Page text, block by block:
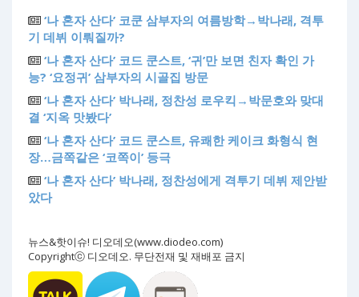
‘나 혼자 산다’ 코쿤 삼부자의 여름방학→박나래, 격투
기 데뷔 이뤄질까?
‘나 혼자 산다’ 코드 쿤스트, ‘귀’만 보면 친자 확인 가
능? ‘요정귀’ 삼부자의 시골집 방문
‘나 혼자 산다’ 박나래, 정찬성 로우킥→박문호와 맞대
결 ‘지옥 맛봤다’
‘나 혼자 산다’ 코드 쿤스트, 유쾌한 케이크 화형식 현
장…금쪽같은 ‘코쪽이’ 등극
‘나 혼자 산다’ 박나래, 정찬성에게 격투기 데뷔 제안받
았다
뉴스&핫이슈! 디오데오(www.diodeo.com)
Copyrightⓒ 디오데오. 무단전재 및 재배포 금지